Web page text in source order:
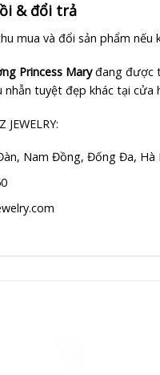
& đổi trả
thu mua và đổi sản phẩm
Princess Maryđang được
nhẫn tuyệt đẹp khác tại cửa
Nam Đồng, Đống Đa, Hà